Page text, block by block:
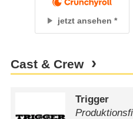
jetzt ansehen
Cast & Crew
Trigger